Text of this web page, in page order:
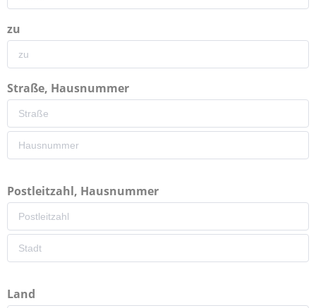
zu
Straße, Hausnummer
Postleitzahl, Hausnummer
Land